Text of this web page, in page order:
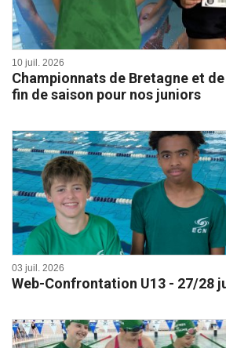
10 juil. 2026
Championnats de Bretagne et de
fin de saison pour nos juniors
03 juil. 2026
Web-Confrontation U13 - 27/28